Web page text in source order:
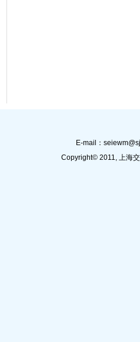
E-mail：
Copyright© 2011, 上海